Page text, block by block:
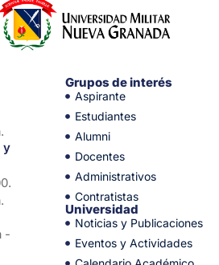
-
Grupos de interés
Aspirante
Estudiantes
Alumni
Docentes
Administrativos
Contratistas
Universidad
Noticias y Publicaciones
Eventos y Actividades